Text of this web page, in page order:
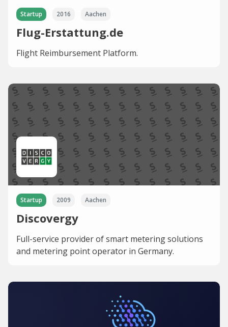
Startup 2016 Aachen
Flug-Erstattung.de
Flight Reimbursement Platform.
Startup 2009 Aachen
Discovergy
Full-service provider of smart metering solutions
and metering point operator in Germany.